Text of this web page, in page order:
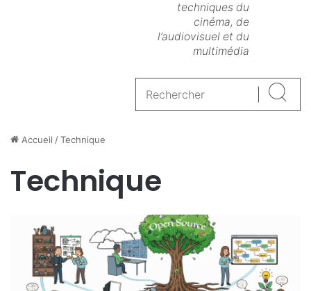
techniques du
cinéma, de
l’audiovisuel et du
multimédia
Accueil /Technique
Technique